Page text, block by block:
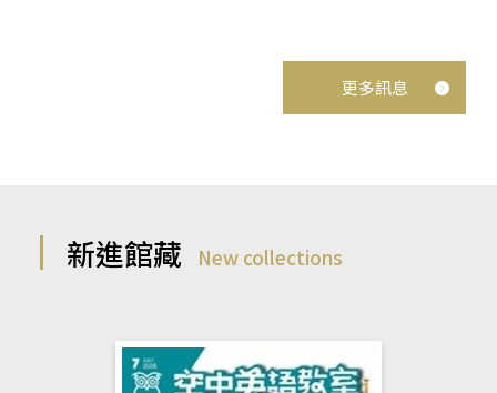
更多訊息
新進館藏 New collections